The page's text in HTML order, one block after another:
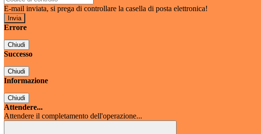
E-mail inviata, si prega di controllare la casella di posta elettronica!
Errore
Chiudi
Successo
Chiudi
Informazione
Chiudi
Attendere...
Attendere il completamento dell'operazione...